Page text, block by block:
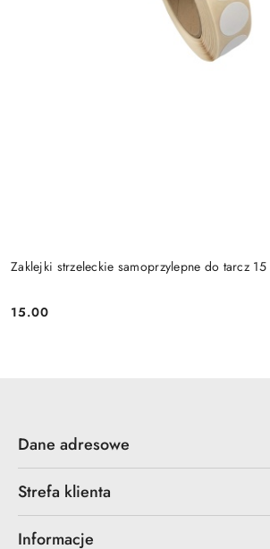
Zaklejki strzeleckie samoprzylepne do tarcz 15
Cena:
15.00
Dane adresowe
Strefa klienta
Informacje